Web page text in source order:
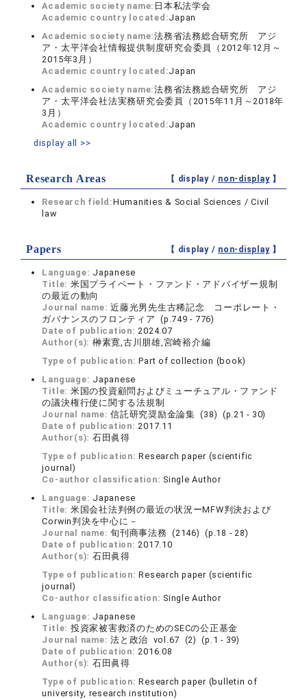
Academic society name: 日本私法学会
Academic country located:Japan
Academic society name:法務省法務総合研究所 アジ
ア・太平洋会社情報提供制度研究会委員（2012年12月～
2015年3月）
Academic country located:Japan
Academic society name:法務省法務総合研究所 アジ
ア・太平洋会社法実務研究会委員（2015年11月～2018年
3月）
Academic country located:Japan
display all >>
Research Areas 【 display / non-display】
Research field:Humanities & Social Sciences / Civil
law
Papers 【 display / non-display】
Language: Japanese
Title: 米国プライベート・ファンド・アドバイザー規制
の最近の動向
Journal name:近藤光男先生古稀記念 コーポレート・
ガバナンスのフロンティア (p.749 - 776)
Date of publication:2024.07
Author(s): 榊素寛,古川朋雄,宮崎裕介編
Type of publication:Part of collection (book)
Language: Japanese
Title: 米国の投資顧問およびミューチュアル・ファンド
の議決権行使に関する法規制
Journal name:信託研究奨励金論集 (38) (p.21 - 30)
Date of publication:2017.11
Author(s): 石田眞得
Type of publication:Research paper (scientific
journal)
Co-author classification: Single Author
Language: Japanese
Title: 米国会社法判例の最近の状況ーMFW判決および
Corwin判決を中心に－
Journal name:旬刊商事法務 (2146) (p.18 - 28)
Date of publication:2017.10
Author(s): 石田眞得
Type of publication:Research paper (scientific
journal)
Co-author classification: Single Author
Language: Japanese
Title: 投資家被害救済のためのSECの公正基金
Journal name:法と政治 vol.67 (2) (p.1 - 39)
Date of publication:2016.08
Author(s): 石田眞得
Type of publication:Research paper (bulletin of
university, research institution)